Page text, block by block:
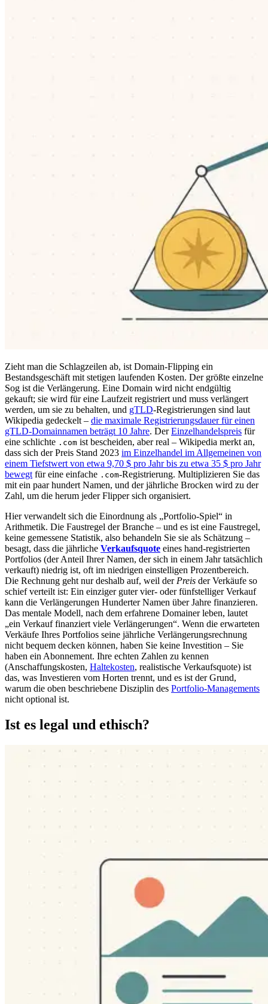
Zieht man die Schlagzeilen ab, ist Domain-Flipping ein
Bestandsgeschäft mit stetigen laufenden Kosten. Der größte einzelne
Sog ist die Verlängerung. Eine Domain wird nicht endgültig
gekauft; sie wird für eine Laufzeit registriert und muss verlängert
werden, um sie zu behalten, und gTLD-Registrierungen sind laut
Wikipedia gedeckelt – die maximale Registrierungsdauer für einen
gTLD-Domainnamen beträgt 10 Jahre. DerEinzelhandelspreis für
eine schlichte .com ist bescheiden, aber real – Wikipedia merkt an,
dass sich der Preis Stand 2023 im Einzelhandel im Allgemeinen von
einem Tiefstwert von etwa 9,70 $ pro Jahr bis zu etwa 35 $ pro Jahr
bewegt für eine einfache .com-Registrierung. Multiplizieren Sie das
mit ein paar hundert Namen, und der jährliche Brocken wird zu der
Zahl, um die herum jeder Flipper sich organisiert.
Hier verwandelt sich die Einordnung als „Portfolio-Spiel“ in
Arithmetik. Die Faustregel der Branche – und es ist eine Faustregel,
keine gemessene Statistik, also behandeln Sie sie als Schätzung –
besagt, dass die jährliche Verkaufsquote eines hand-registrierten
Portfolios (der Anteil Ihrer Namen, der sich in einem Jahr tatsächlich
verkauft) niedrig ist, oft im niedrigen einstelligen Prozentbereich.
Die Rechnung geht nur deshalb auf, weil der Preis der Verkäufe so
schief verteilt ist: Ein einziger guter vier- oder fünfstelliger Verkauf
kann die Verlängerungen Hunderter Namen über Jahre finanzieren.
Das mentale Modell, nach dem erfahrene Domainer leben, lautet
„ein Verkauf finanziert viele Verlängerungen“. Wenn die erwarteten
Verkäufe Ihres Portfolios seine jährliche Verlängerungsrechnung
nicht bequem decken können, haben Sie keine Investition – Sie
haben ein Abonnement. Ihre echten Zahlen zu kennen
(Anschaffungskosten, Haltekosten, realistische Verkaufsquote) ist
das, was Investieren vom Horten trennt, und es ist der Grund,
warum die oben beschriebene Disziplin des Portfolio-Managements
nicht optional ist.
Ist es legal und ethisch?